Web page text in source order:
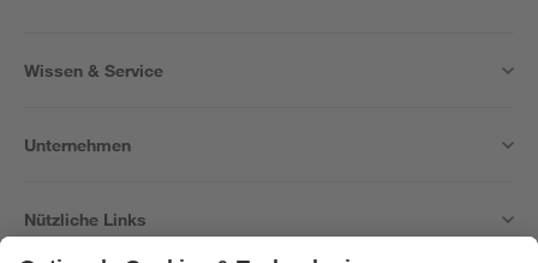
Wissen & Service
Unternehmen
Nützliche Links